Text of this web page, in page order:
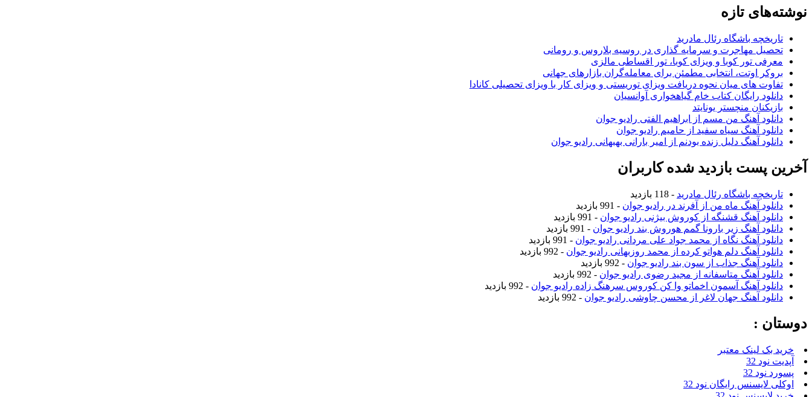
نوشته‌های تازه
تاریخچه باشگاه رئال مادرید
تحصیل مهاجرت و سرمایه گذاری در روسیه بلاروس و رومانی
معرفی تور کوبا و ویزای کوبا، تور اقساطی مالزی
بروکر اوتت، انتخابی مطمئن برای معامله‌گران بازارهای جهانی
تفاوت های میان نحوه دریافت ویزای توریستی و ویزای کار با ویزای تحصیلی کانادا
دانلود رایگان کتاب خام گیاهخواری آوانسیان
بازیکنان منچستر یونایتد
دانلود آهنگ من مسم از ابراهیم الفتی رادیو جوان
دانلود آهنگ سیاه سفید از حامیم رادیو جوان
دانلود آهنگ دلیل زنده بودنم از امیر بارانی بهبهانی رادیو جوان
آخرین پست بازدید شده کاربران
تاریخچه باشگاه رئال مادرید - 118 بازدید
دانلود آهنگ ماه من از آفرند در رادیو جوان - 991 بازدید
دانلود آهنگ قشنگه از کوروش بیژنی رادیو جوان - 991 بازدید
دانلود آهنگ زیر بارونا گمم هوروش بند رادیو جوان - 991 بازدید
دانلود آهنگ نگاه از محمد جواد علی مردانی رادیو جوان - 991 بازدید
دانلود آهنگ دلم هواتو کرده از محمد روزبهانی رادیو جوان - 992 بازدید
دانلود آهنگ جذاب از سون بند رادیو جوان - 992 بازدید
دانلود آهنگ متاسفانه از مجید رضوی رادیو جوان - 992 بازدید
دانلود آهنگ آسمون اخماتو وا کن کوروس سرهنگ زاده رادیو جوان - 992 بازدید
دانلود آهنگ جهان لاغر از محسن چاوشی رادیو جوان - 992 بازدید
دوستان :
خرید بک لینک معتبر
آپدیت نود 32
پسورد نود 32
اوکلی لایسنس رایگان نود 32